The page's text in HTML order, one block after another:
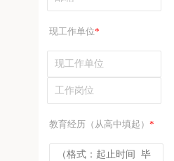
现工作单位*
教育经历（从高中填起） *